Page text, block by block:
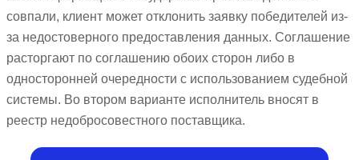
совпали, клиент может отклонить заявку победителей из-
за недостоверного предоставления данных. Соглашение
расторгают по соглашению обоих сторон либо в
односторонней очередности с использованием судебной
системы. Во втором варианте исполнитель вносят в
реестр недобросовестного поставщика.